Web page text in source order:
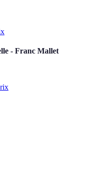
- Franc Mallet